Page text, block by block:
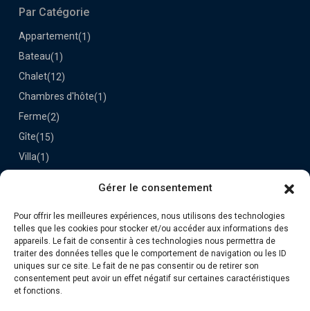
Gérer le consentement
Pour offrir les meilleures expériences, nous utilisons des technologies
telles que les cookies pour stocker et/ou accéder aux informations des
appareils. Le fait de consentir à ces technologies nous permettra de
traiter des données telles que le comportement de navigation ou les ID
uniques sur ce site. Le fait de ne pas consentir ou de retirer son
consentement peut avoir un effet négatif sur certaines caractéristiques
et fonctions.
Par Catégorie
Appartement(1)
Bateau(1)
Chalet(12)
Chambres d'hôte(1)
Ferme(2)
Gîte(15)
Villa(1)
Dernières Propriétés
Le Darou
70€la nuit
Retrouvez-nous